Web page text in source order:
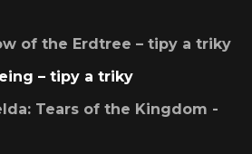
of the Erdtree – tipy a triky
– tipy a triky
Tears of the Kingdom -